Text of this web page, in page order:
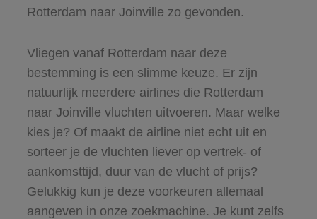
Rotterdam naar Joinville zo gevonden.
Vliegen vanaf Rotterdam naar deze
bestemming is een slimme keuze. Er zijn
natuurlijk meerdere airlines die Rotterdam
naar Joinville vluchten uitvoeren. Maar welke
kies je? Of maakt de airline niet echt uit en
sorteer je de vluchten liever op vertrek- of
aankomsttijd, duur van de vlucht of prijs?
Gelukkig kun je deze voorkeuren allemaal
aangeven in onze zoekmachine. Je kunt zelfs